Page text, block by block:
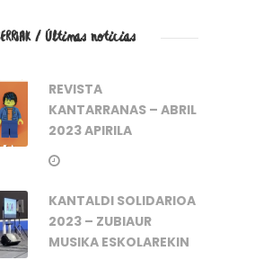
/ Últimas noticias
REVISTA
KANTARRANAS – ABRIL
2023 APIRILA
KANTALDI SOLIDARIOA
2023 – ZUBIAUR
MUSIKA ESKOLAREKIN